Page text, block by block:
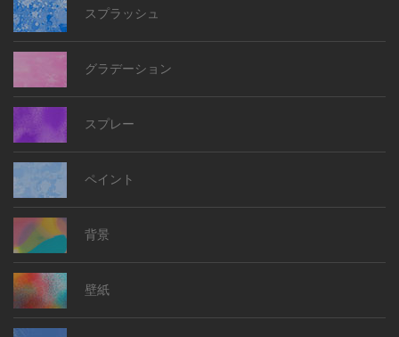
スプラッシュ
グラデーション
スプレー
ペイント
背景
壁紙